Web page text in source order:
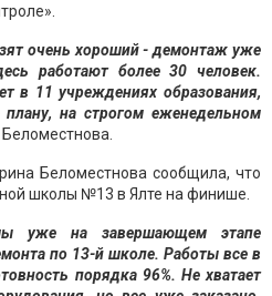
очень хороший - демонтаж уже
работают более 30 человек.
в 11 учреждениях образования,
на строгом еженедельном
Беломестнова сообщила, что
школы №13 в Ялте на финише.
уже на завершающем этапе
по 13-й школе. Работы все в
порядка 96%. Не хватает